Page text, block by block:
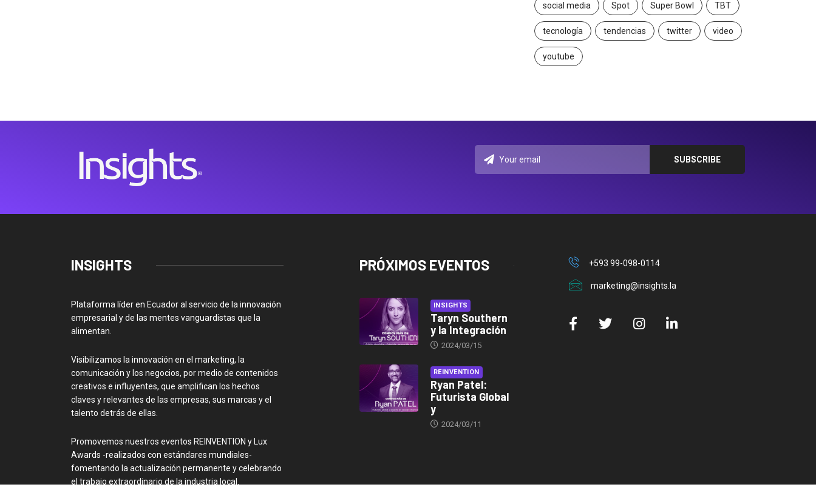
social media Spot Super Bowl TBT
tecnología tendencias twitter video
youtube
INSIGHTS
Plataforma líder en Ecuador al servicio de la innovación
empresarial y de las mentes vanguardistas que la
alimentan.
Visibilizamos la innovación en el marketing, la
comunicación y los negocios, por medio de contenidos
creativos e influyentes, que amplifican los hechos
claves y relevantes de las empresas, sus marcas y el
talento detrás de ellas.
Promovemos nuestros eventos REINVENTION y Lux
Awards -realizados con estándares mundiales-
fomentando la actualización permanente y celebrando
el trabajo extraordinario de la industria local.
PRÓXIMOS EVENTOS
INSIGHTS
Taryn Southern
y la Integración
2024/03/15
REINVENTION
Ryan Patel:
Futurista Global
y
2024/03/11
+593 99-098-0114
marketing@insights.la